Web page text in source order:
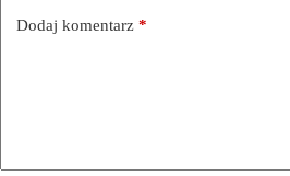
Dodaj komentarz *